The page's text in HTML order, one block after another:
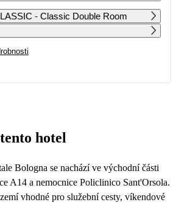
1 2
5 6 7 8 9
2 239 2 239 2 459 2 409 2 229
26 27
- Classic Double Room
hotel
Bologna se nachází ve východní části
A14 a nemocnice Policlinico Sant'Orsola.
vhodné pro služební cesty, víkendové